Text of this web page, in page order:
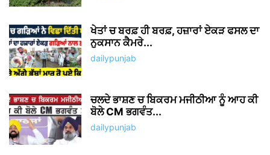
ਖੇਤਾਂ ਚ ਬਰਫ਼ ਹੀ ਬਰਫ਼, ਹਜ਼ਾਰਾਂ ਏਕੜ ਫਸਲ ਦਾ
ਨੁਕਸਾਨ ਕੈਮਰੇ...
dailypunjab
ਚਲਦੇ ਭਾਸ਼ਣ ਚ ਬਿਕਰਮ ਮਜੀਠੀਆ ਨੂੰ ਆਹ ਕੀ
ਬੋਲੇ CM ਭਗਵੰਤ...
dailypunjab